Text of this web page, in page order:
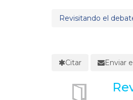
Revisitando el
Citar Enviar